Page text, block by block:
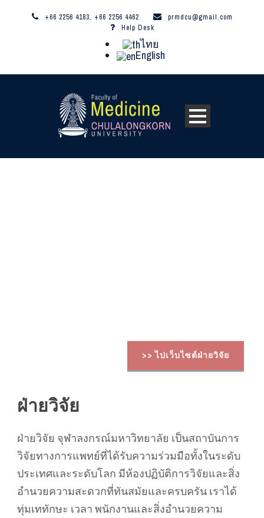
+66 2256 4183, +66 2256 4462
prmdcu@gmail.com
Help Desk
ไทย
English
>> ไปเว็บไซต์ฝ่ายวิจัย
ฝ่ายวิจัย
ฝ่ายวิจัย จุฬาลงกรณ์มหาวิทยาลัย เป็นสถาบันการ
วิจัยทางการแพทย์ที่ได้รับความร่วมมือทั้งในระดับ
ประเทศและระดับโลก มีห้องปฏิบัติการวิจัยและสิ่ง
อำนวยความสะดวกที่ทันสมัยและครบครัน เราได้
ทุ่มเททักษะ เวลา พนักงานและสิ่งอำนวยความ